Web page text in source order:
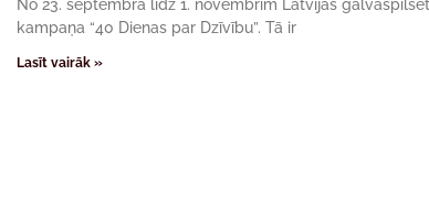
No 23. septembra līdz 1. novembrim Latvijas
kampaņa “40 Dienas par Dzīvību”. Tā ir
Lasīt vairāk »